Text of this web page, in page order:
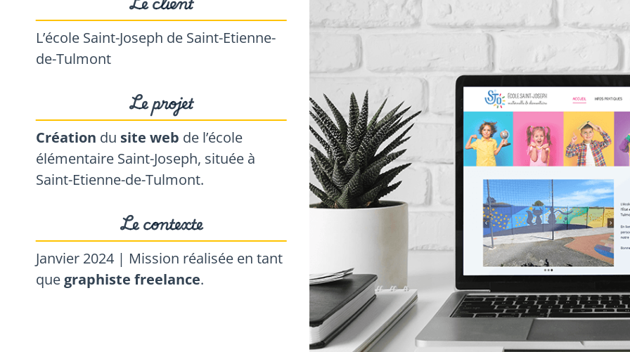
L’école Saint-Joseph de Saint-Etienne-
de-Tulmont
Le projet
Création du site web de l’école
élémentaire Saint-Joseph, située à
Saint-Etienne-de-Tulmont.
Le contexte
Janvier 2024 | Mission réalisée en tant
que graphiste freelance.